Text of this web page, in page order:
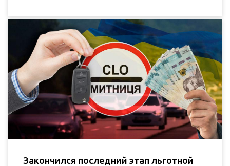
Закончился последний этап льготной